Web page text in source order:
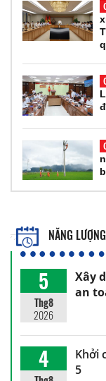
NĂNG
5
Thg8
2026
Xây
an
4
Khởi
5